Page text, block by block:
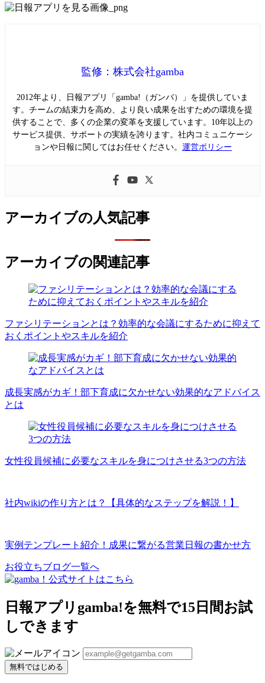
監修：株式会社gamba
2012年より、日報アプリ「gamba!（ガンバ）」を提供していま
す。チームの結束力を高め、より良い成果を出すための環境を提
供することで、多くの企業の変革を支援しています。10年以上の
サービス提供、サポートの実績を誇ります。社内コミュニケーシ
ョンや日報に関してはお任せください。 運営ポリシー
アーカイブの人気記事
アーカイブの関連記事
ファシリテーションとは？効率的な会議にするために抑えて
おくポイントやスキルを紹介
成長実感がカギ！部下育成に欠かせない効果的なアドバイス
とは
女性役員候補に必要なスキルを身につけさせる3つの方法
社内wikiの作り方とは？【具体的なステップを解説！】
実例テンプレート紹介！成果に繋がる営業日報の書かせ方
お役立ちブログ一覧へ
日報アプリgamba!を無料で15日間お試
しできます
無料ではじめる